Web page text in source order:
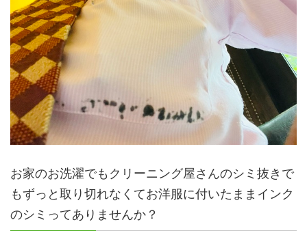
お家のお洗濯でもクリーニング屋さんのシミ抜きで
もずっと取り切れなくてお洋服に付いたままインク
のシミってありませんか？